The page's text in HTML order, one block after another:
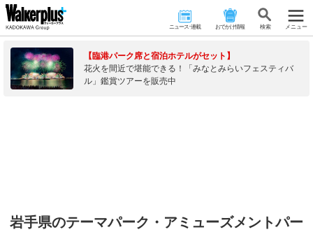
ニュース･連載 おでかけ情報 検 索 メニュー
【臨港パーク席と宿泊ホテルがセット】
花火を間近で堪能できる！「みなとみらいフェスティバ
ル」鑑賞ツアーを販売中
岩手県のテーマパーク・アミューズメントパー